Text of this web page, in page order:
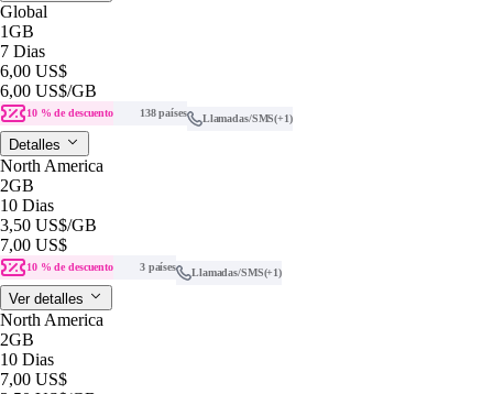
Global
1GB
7 Dias
6,00 US$
6,00 US$/GB
10 % de descuento 138 países Llamadas/SMS(+1)
Detalles
North America
2GB
10 Dias
3,50 US$/GB
7,00 US$
10 % de descuento 3 países Llamadas/SMS(+1)
Ver detalles
North America
2GB
10 Dias
7,00 US$